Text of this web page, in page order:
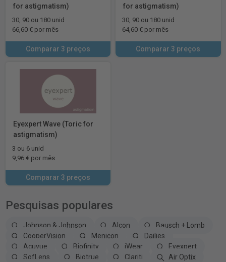
for astigmatism)
30, 90 ou 180 unid
66,60 € por mês
Comparar 3 preços
for astigmatism)
30, 90 ou 180 unid
64,60 € por mês
Comparar 3 preços
Eyexpert Wave (Toric for
astigmatism)
3 ou 6 unid
9,96 € por mês
Comparar 3 preços
Pesquisas populares
Johnson & Johnson Alcon
Bausch + Lomb
CooperVision
Menicon
Dailies
Acuvue
Biofinity iWear
Eyexpert
SofLens
Biotrue Clariti
Air Optix